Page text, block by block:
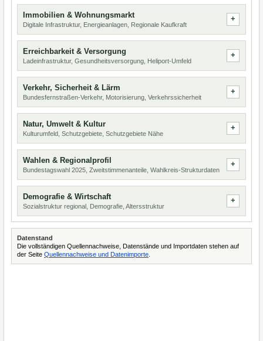
Immobilien & Wohnungsmarkt
Digitale Infrastruktur, Energieanlagen, Regionale Kaufkraft
Erreichbarkeit & Versorgung
Ladeinfrastruktur, Gesundheitsversorgung, Heliport-Umfeld
Verkehr, Sicherheit & Lärm
Bundesfernstraßen-Verkehr, Motorisierung, Verkehrssicherheit
Natur, Umwelt & Kultur
Kulturumfeld, Schutzgebiete, Schutzgebiete Nähe
Wahlen & Regionalprofil
Bundestagswahl 2025, Zweitstimmenanteile, Wahlkreis-Strukturdaten
Demografie & Wirtschaft
Sozialstruktur regional, Demografie, Altersstruktur
Datenstand
Die vollständigen Quellennachweise, Datenstände und Importdaten stehen auf
der Seite Quellennachweise und Datenimporte